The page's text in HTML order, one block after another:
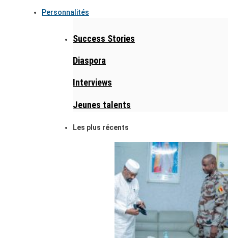
Personnalités
Success Stories
Diaspora
Interviews
Jeunes talents
Les plus récents